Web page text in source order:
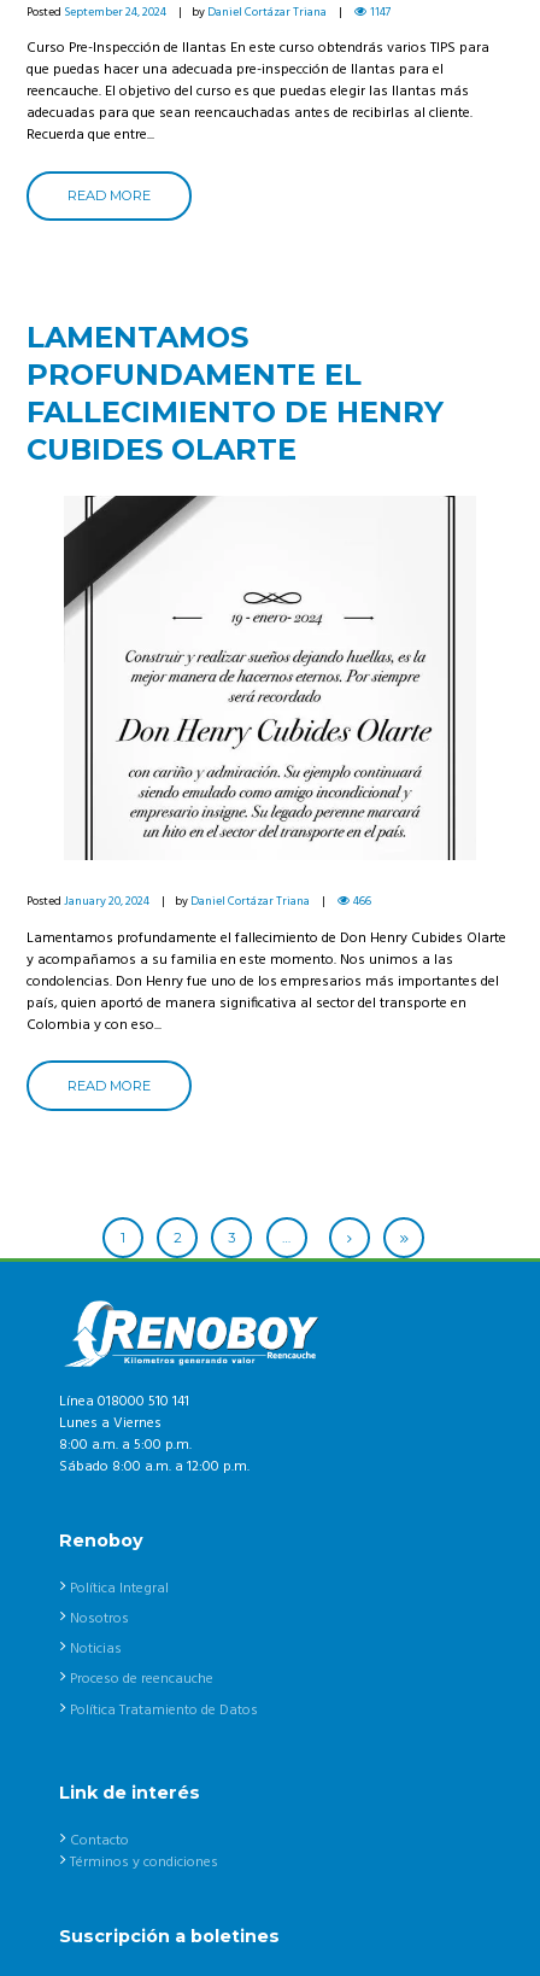
Posted September 24, 2024 byDaniel Cortázar Triana 1147
Curso Pre-Inspección de llantas En este curso obtendrás varios TIPS para
que puedas hacer una adecuada pre-inspección de llantas para el
reencauche. El objetivo del curso es que puedas elegir las llantas más
adecuadas para que sean reencauchadas antes de recibirlas al cliente.
Recuerda que entre...
READ MORE
LAMENTAMOS
PROFUNDAMENTE EL
FALLECIMIENTO DE HENRY
CUBIDES OLARTE
PostedJanuary 20, 2024 byDaniel Cortázar Triana 466
Lamentamos profundamente el fallecimiento de Don Henry Cubides Olarte
y acompañamos a su familia en este momento. Nos unimos a las
condolencias. Don Henry fue uno de los empresarios más importantes del
país, quien aportó de manera significativa al sector del transporte en
Colombia y con eso...
READ MORE
1 2 3
Línea 018000 510 141
Lunes a Viernes
8:00 a.m. a 5:00 p.m.
Sábado 8:00 a.m. a 12:00 p.m.
Renoboy
Política Integral
Nosotros
Noticias
Proceso de reencauche
Política Tratamiento de Datos
Link de interés
Contacto
Términos y condiciones
Suscripción a boletines